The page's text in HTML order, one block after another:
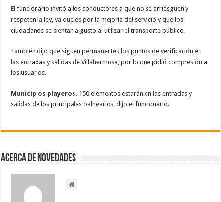
El funcionario invitó a los conductores a que no se arriesguen y
respeten la ley, ya que es por la mejoría del servicio y que los
ciudadanos se sientan a gusto al utilizar el transporte público.
También dijo que siguen permanentes los puntos de verificación en
las entradas y salidas de Villahermosa, por lo que pidió compresión a
los usuarios.
Municipios playeros. 150 elementos estarán en las entradas y
salidas de los principales balnearios, dijo el funcionario.
Acerca de NOVEDADES